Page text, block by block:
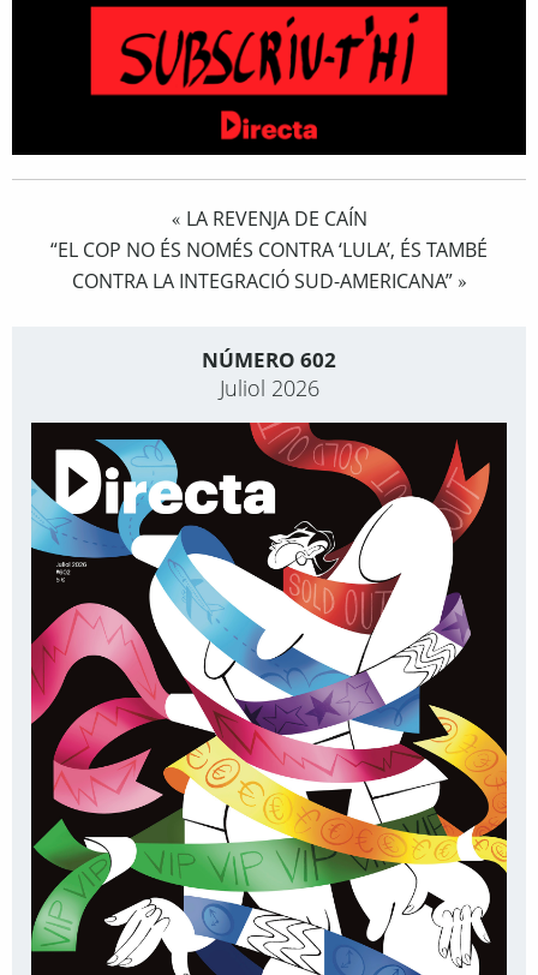
« LA REVENJA DE CAÍN
“EL COP NO ÉS NOMÉS CONTRA ‘LULA’, ÉS TAMBÉ
CONTRA LA INTEGRACIÓ SUD-AMERICANA”»
NÚMERO 602
Juliol 2026